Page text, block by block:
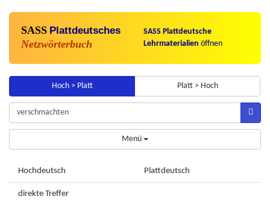
SASS Plattdeutsches
Netzwörterbuch
SASS Plattdeutsche
Lehrmaterialien öffnen
Hoch > Platt Platt > Hoch
Menü
Hochdeutsch Plattdeutsch
direkte Treffer